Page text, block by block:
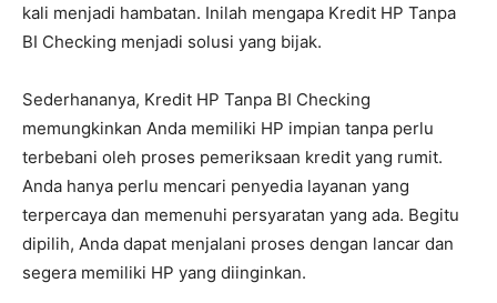
kali menjadi hambatan. Inilah mengapa Kredit HP Tanpa
BI Checking menjadi solusi yang bijak.
Sederhananya, Kredit HP Tanpa BI Checking
memungkinkan Anda memiliki HP impian tanpa perlu
terbebani oleh proses pemeriksaan kredit yang rumit.
Anda hanya perlu mencari penyedia layanan yang
terpercaya dan memenuhi persyaratan yang ada. Begitu
dipilih, Anda dapat menjalani proses dengan lancar dan
segera memiliki HP yang diinginkan.